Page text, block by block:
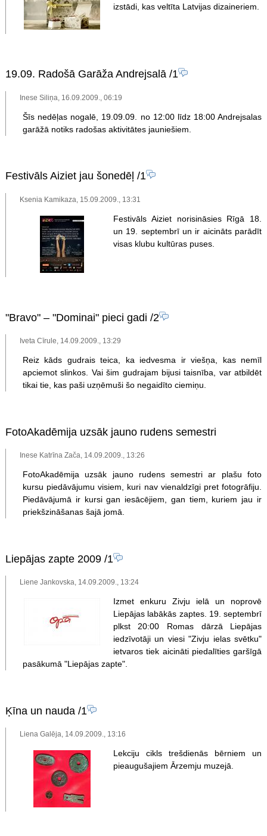
izstādi, kas veltīta Latvijas dizaineriem.
19.09. Radošā Garāža Andrejsalā/1
Inese Siliņa, 16.09.2009., 06:19
Šīs nedēļas nogalē, 19.09.09. no 12:00 līdz 18:00 Andrejsalas
garāžā notiks radošas aktivitātes jauniešiem.
Festivāls Aiziet jau šonedēļ /1
Ksenia Kamikaza, 15.09.2009., 13:31
Festivāls Aiziet norisināsies Rīgā 18.
un 19. septembrī un ir aicināts parādīt
visas klubu kultūras puses.
"Bravo" – "Dominai" pieci gadi /2
Iveta Cīrule, 14.09.2009., 13:29
Reiz kāds gudrais teica, ka iedvesma ir viešņa, kas nemīl
apciemot slinkos. Vai šim gudrajam bijusi taisnība, var atbildēt
tikai tie, kas paši uzņēmuši šo negaidīto ciemiņu.
FotoAkadēmija uzsāk jauno rudens semestri
Inese Katrīna Zača, 14.09.2009., 13:26
FotoAkadēmija uzsāk jauno rudens semestri ar plašu foto
kursu piedāvājumu visiem, kuri nav vienaldzīgi pret fotogrāfiju.
Piedāvājumā ir kursi gan iesācējiem, gan tiem, kuriem jau ir
priekšzināšanas šajā jomā.
Liepājas zapte 2009/1
Liene Jankovska, 14.09.2009., 13:24
Izmet enkuru Zivju ielā un noprovē
Liepājas labākās zaptes. 19. septembrī
plkst 20:00 Romas dārzā Liepājas
iedzīvotāji un viesi "Zivju ielas svētku"
ietvaros tiek aicināti piedalīties garšīgā
pasākumā "Liepājas zapte".
Ķīna un nauda/1
Liena Galēja, 14.09.2009., 13:16
Lekciju cikls trešdienās bērniem un
pieaugušajiem Ārzemju muzejā.